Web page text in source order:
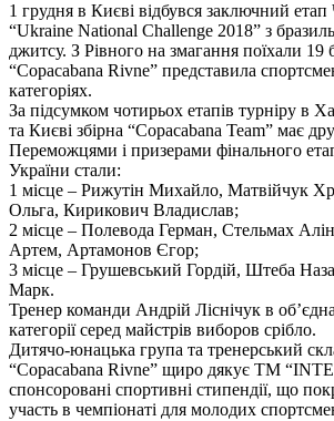
1 грудня в Києві відбувся заключний
“Ukraine National Challenge 2018” з
джитсу. З Рівного на змагання поїхали
“Copacabana Rivne” представила
категоріях.
За підсумком чотирьох етапів турніру в
та Києві збірна “Copacabana Team” має
Переможцями і призерами фінального
України стали:
1 місце – Рижутін Михайло, Матвійчук
Ольга, Кирикович Владислав;
2 місце – Полевода Герман, Стельмах
Артем, Артамонов Єгор;
3 місце – Грушевський Гордій, Штеба
Марк.
Тренер команди Андрій Ліснічук в
категорії серед майстрів виборов срібло.
Дитячо-юнацька група та тренерський
“Copacabana Rivne” щиро дякує ТМ
спонсоровані спортивні стипендії, що
участь в чемпіонаті для молодих